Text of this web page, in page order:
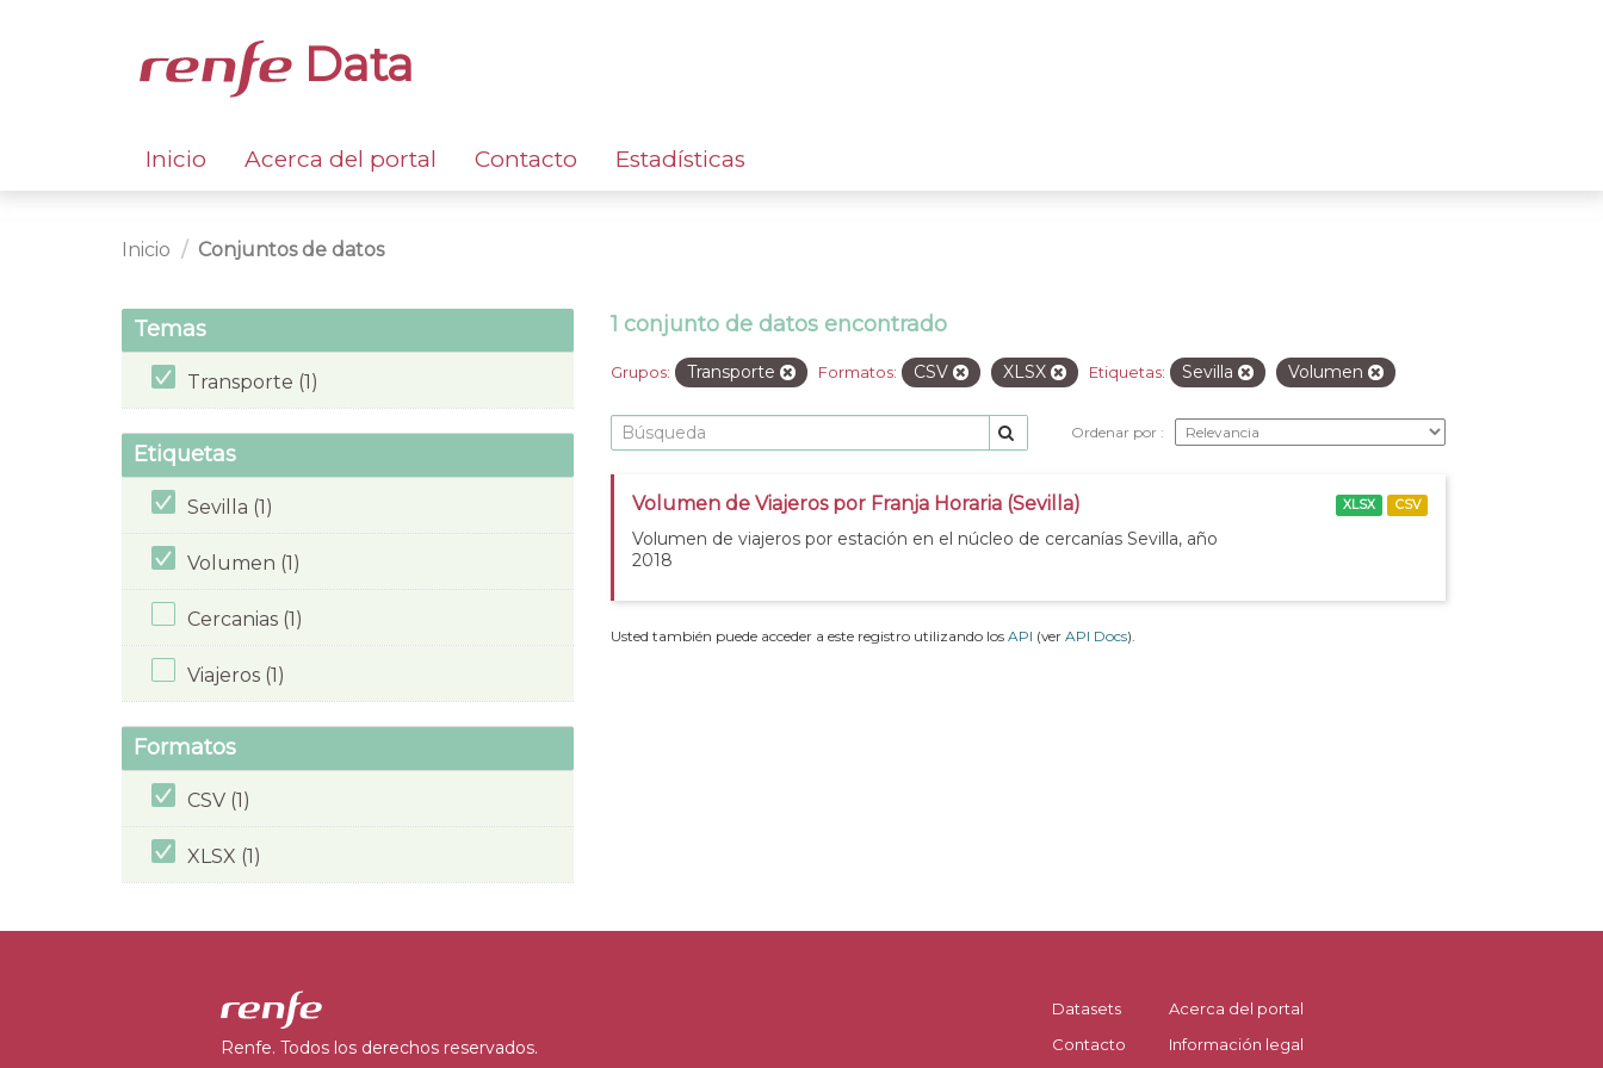
Data
Inicio Acerca del portal Contacto Estadísticas
Inicio Conjuntos de datos
Temas
Transporte (1)
Etiquetas
Sevilla (1)
Volumen (1)
Cercanias (1)
Viajeros (1)
Formatos
CSV (1)
XLSX (1)
1 conjunto de datos encontrado
Grupos: Transporte Formatos: CSV XLSX Etiquetas: Sevilla Volumen
Ordenar por
Volumen de Viajeros por Franja Horaria (Sevilla)
Volumen de viajeros por estación en el núcleo de cercanías Sevilla, año
2018
XLSX CSV
Usted también puede acceder a este registro utilizando los API (ver API Docs).
Renfe. Todos los derechos reservados.
Datasets
Contacto
Acerca del portal
Información legal